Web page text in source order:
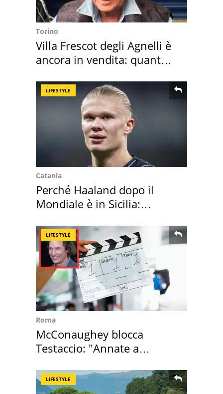
Torino
Villa Frescot degli Agnelli è
ancora in vendita: quanto
LIFESTYLE
Catania
Perché Haaland dopo il
Mondiale è in Sicilia:
LIFESTYLE
Roma
McConaughey blocca
Testaccio: "Annate a
LIFESTYLE